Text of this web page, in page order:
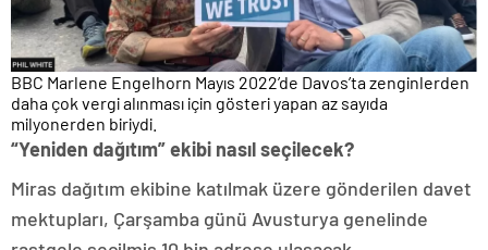
BBC Marlene Engelhorn Mayıs 2022’de Davos’ta zenginlerden
daha çok vergi alınması için gösteri yapan az sayıda
milyonerden biriydi.
“Yeniden dağıtım” ekibi nasıl seçilecek?
Miras dağıtım ekibine katılmak üzere gönderilen davet
mektupları, Çarşamba günü Avusturya genelinde